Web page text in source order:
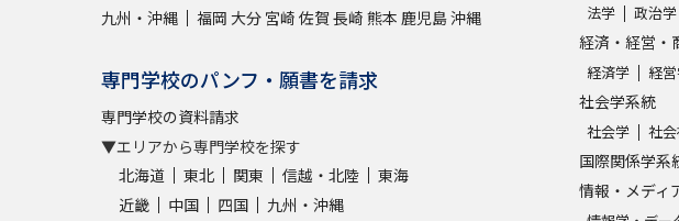
九州・沖縄
福岡 大分 宮崎 佐賀 長崎 熊本 鹿児島沖縄
専門学校のパンフ・願書を請求
専門学校の資料請求
▼エリアから専門学校を探す
北海道
東北 関東 信越・北陸
東海
近畿
中国 四国 九州・沖縄
法学 政治学
経済・経営・
経済学 経
社会学系統
社会学 社
国際関係学系
情報・メディ